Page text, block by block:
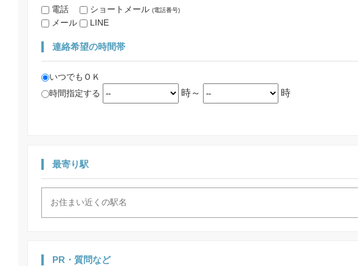
電話 ショートメール(電話番号)
メール LINE
連絡希望の時間帯
いつでもＯＫ
時間指定する
時～ 時
最寄り駅
PR・質問など